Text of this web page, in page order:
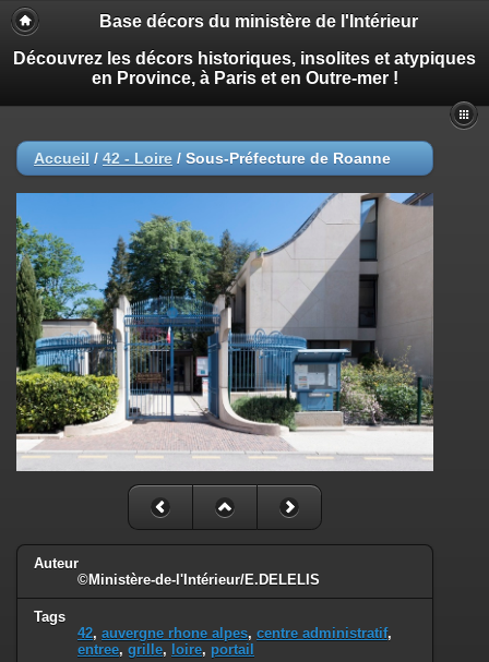
Base décors du ministère de l'Intérieur
Découvrez les décors historiques, insolites et atypiques
en Province, à Paris et en Outre-mer !
Accueil / 42 - Loire / Sous-Préfecture de Roanne
Auteur
©Ministère-de-l'Intérieur/E.DELELIS
Tags
42, auvergne rhone alpes, centre administratif,
entree, grille, loire, portail